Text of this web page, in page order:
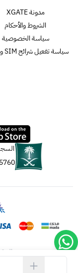
مدونة XGATE
الشروط والأحكام
سياسة الخصوصية
سياسة تفعيل شرائح SIM و eSIM